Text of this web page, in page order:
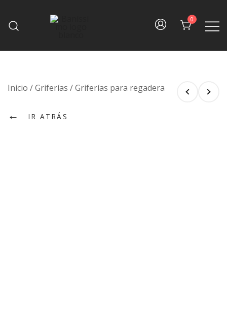
content
Baníssimo
Fine bath design
0
Inicio /Griferías /Griferías para regadera
← IR ATRÁS